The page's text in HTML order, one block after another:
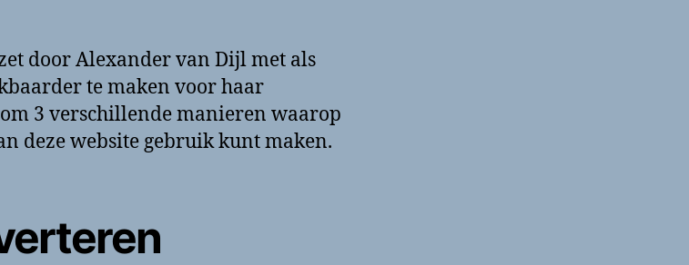
door Alexander van Dijl met als
te maken voor haar
3 verschillende manieren waarop
deze website gebruik kunt maken.